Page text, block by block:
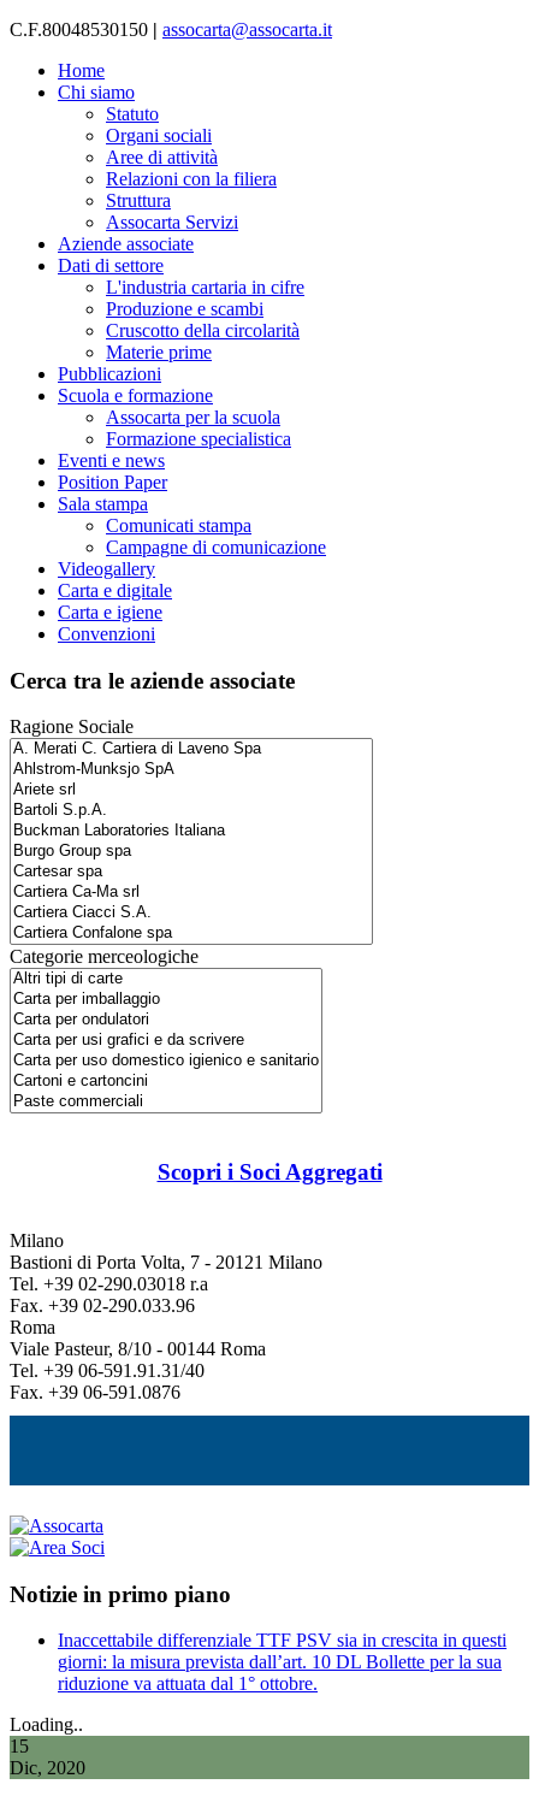
C.F.80048530150 | assocarta@assocarta.it
Home
Chi siamo
Statuto
Organi sociali
Aree di attività
Relazioni con la filiera
Struttura
Assocarta Servizi
Aziende associate
Dati di settore
L'industria cartaria in cifre
Produzione e scambi
Cruscotto della circolarità
Materie prime
Pubblicazioni
Scuola e formazione
Assocarta per la scuola
Formazione specialistica
Eventi e news
Position Paper
Sala stampa
Comunicati stampa
Campagne di comunicazione
Videogallery
Carta e digitale
Carta e igiene
Convenzioni
Cerca tra le aziende associate
Ragione Sociale
Categorie merceologiche
Scopri i Soci Aggregati
Milano
Bastioni di Porta Volta, 7 - 20121 Milano
Tel. +39 02-290.03018 r.a
Fax. +39 02-290.033.96
Roma
Viale Pasteur, 8/10 - 00144 Roma
Tel. +39 06-591.91.31/40
Fax. +39 06-591.0876
Notizie in primo piano
Inaccettabile differenziale TTF PSV sia in crescita in questi
giorni: la misura prevista dall’art. 10 DL Bollette per la sua
riduzione va attuata dal 1° ottobre.
Loading..
15
Dic, 2020